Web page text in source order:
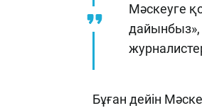
Мәскеуге
дайынбыз»,
Бұған дейін